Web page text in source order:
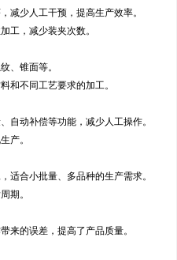
减少人工干预，提高生产效率。
工，减少装夹次数。
、锥面等。
和不同工艺要求的加工。
自动补偿等功能，减少人工操作。
产。
适合小批量、多品种的生产需求。
期。
来的误差，提高了产品质量。